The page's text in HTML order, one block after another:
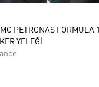
PETRONAS FORMULA 1
YELEĞİ